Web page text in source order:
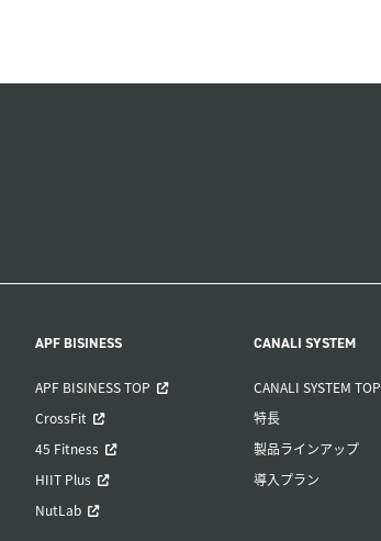
スを通じてライフスタイルを提案
APF BISINESS
APF BISINESS TOP
CrossFit
45 Fitness
HIIT Plus
NutLab
CANALI SYSTEM
CANALI SYSTEM TOP
特長
製品ラインアップ
導入プラン